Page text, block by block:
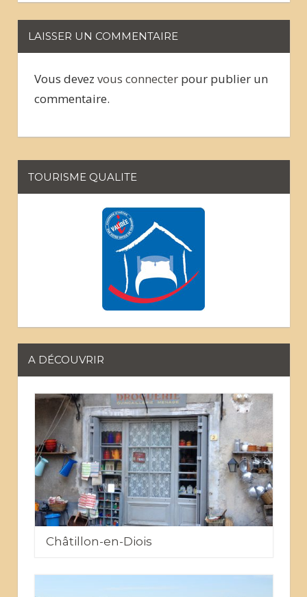
LAISSER UN COMMENTAIRE
Vous devez vous connecterpour publier un
commentaire.
TOURISME QUALITE
A DÉCOUVRIR
Châtillon-en-Diois